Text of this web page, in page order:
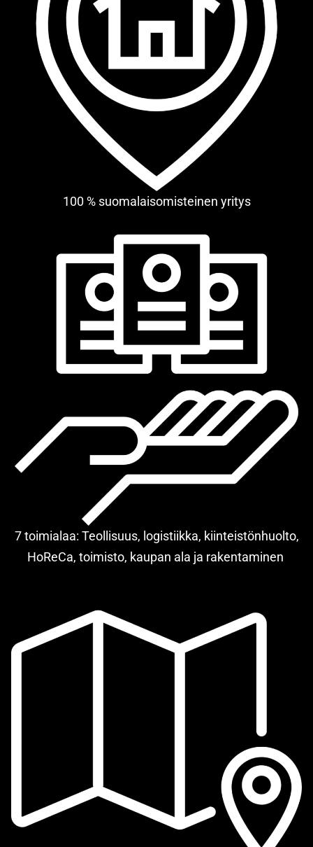
100 % suomalaisomisteinen yritys
7 toimialaa: Teollisuus, logistiikka, kiinteistönhuolto,
HoReCa, toimisto, kaupan ala ja rakentaminen